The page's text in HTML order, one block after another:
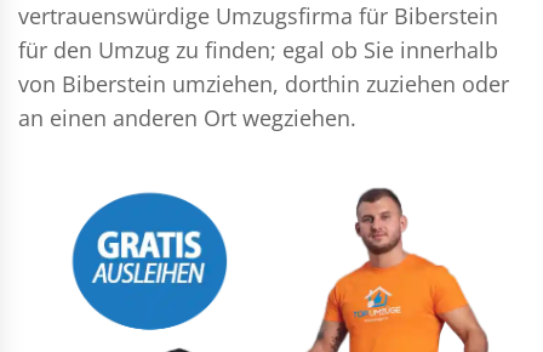
vertrauenswürdige Umzugsfirma für Biberstein
für den Umzug zu finden; egal ob Sie innerhalb
von Biberstein umziehen, dorthin zuziehen oder
an einen anderen Ort wegziehen.